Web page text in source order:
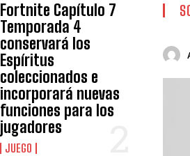
Fortnite Capítulo 7
Temporada 4
conservará los
Espíritus
coleccionados e
incorporará nuevas
funciones para los
jugadores
JUEGO